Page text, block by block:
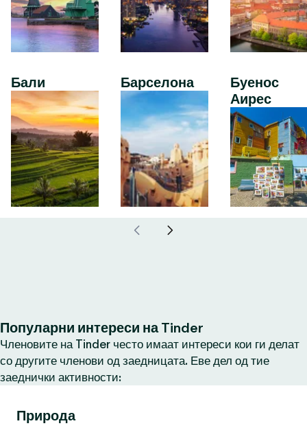
Бали Барселона
Буенос
Аирес
Популарни интереси на Tinder
Членовите на Tinder често имаат интереси кои ги делат
со другите членови од заедницата. Еве дел од тие
заеднички активности:
Природа